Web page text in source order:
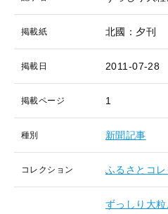
掲載紙 北國：夕刊
掲載日 2011-07-28
掲載ページ 1
種別 新聞記事
コレクション ふるさとコ
ずっしり大